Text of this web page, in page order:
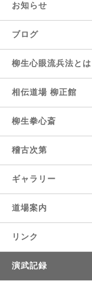
お知らせ
ブログ
柳生心眼流兵法とは
相伝道場 柳正館
柳生拳心斎
稽古次第
ギャラリー
道場案内
リンク
演武記録